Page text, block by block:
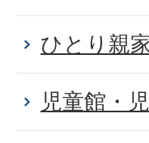
ひとり親
児童館・